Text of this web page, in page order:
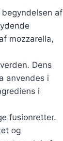
af
mozzarella,
Dens
anvendes i
i
fusionretter.
og